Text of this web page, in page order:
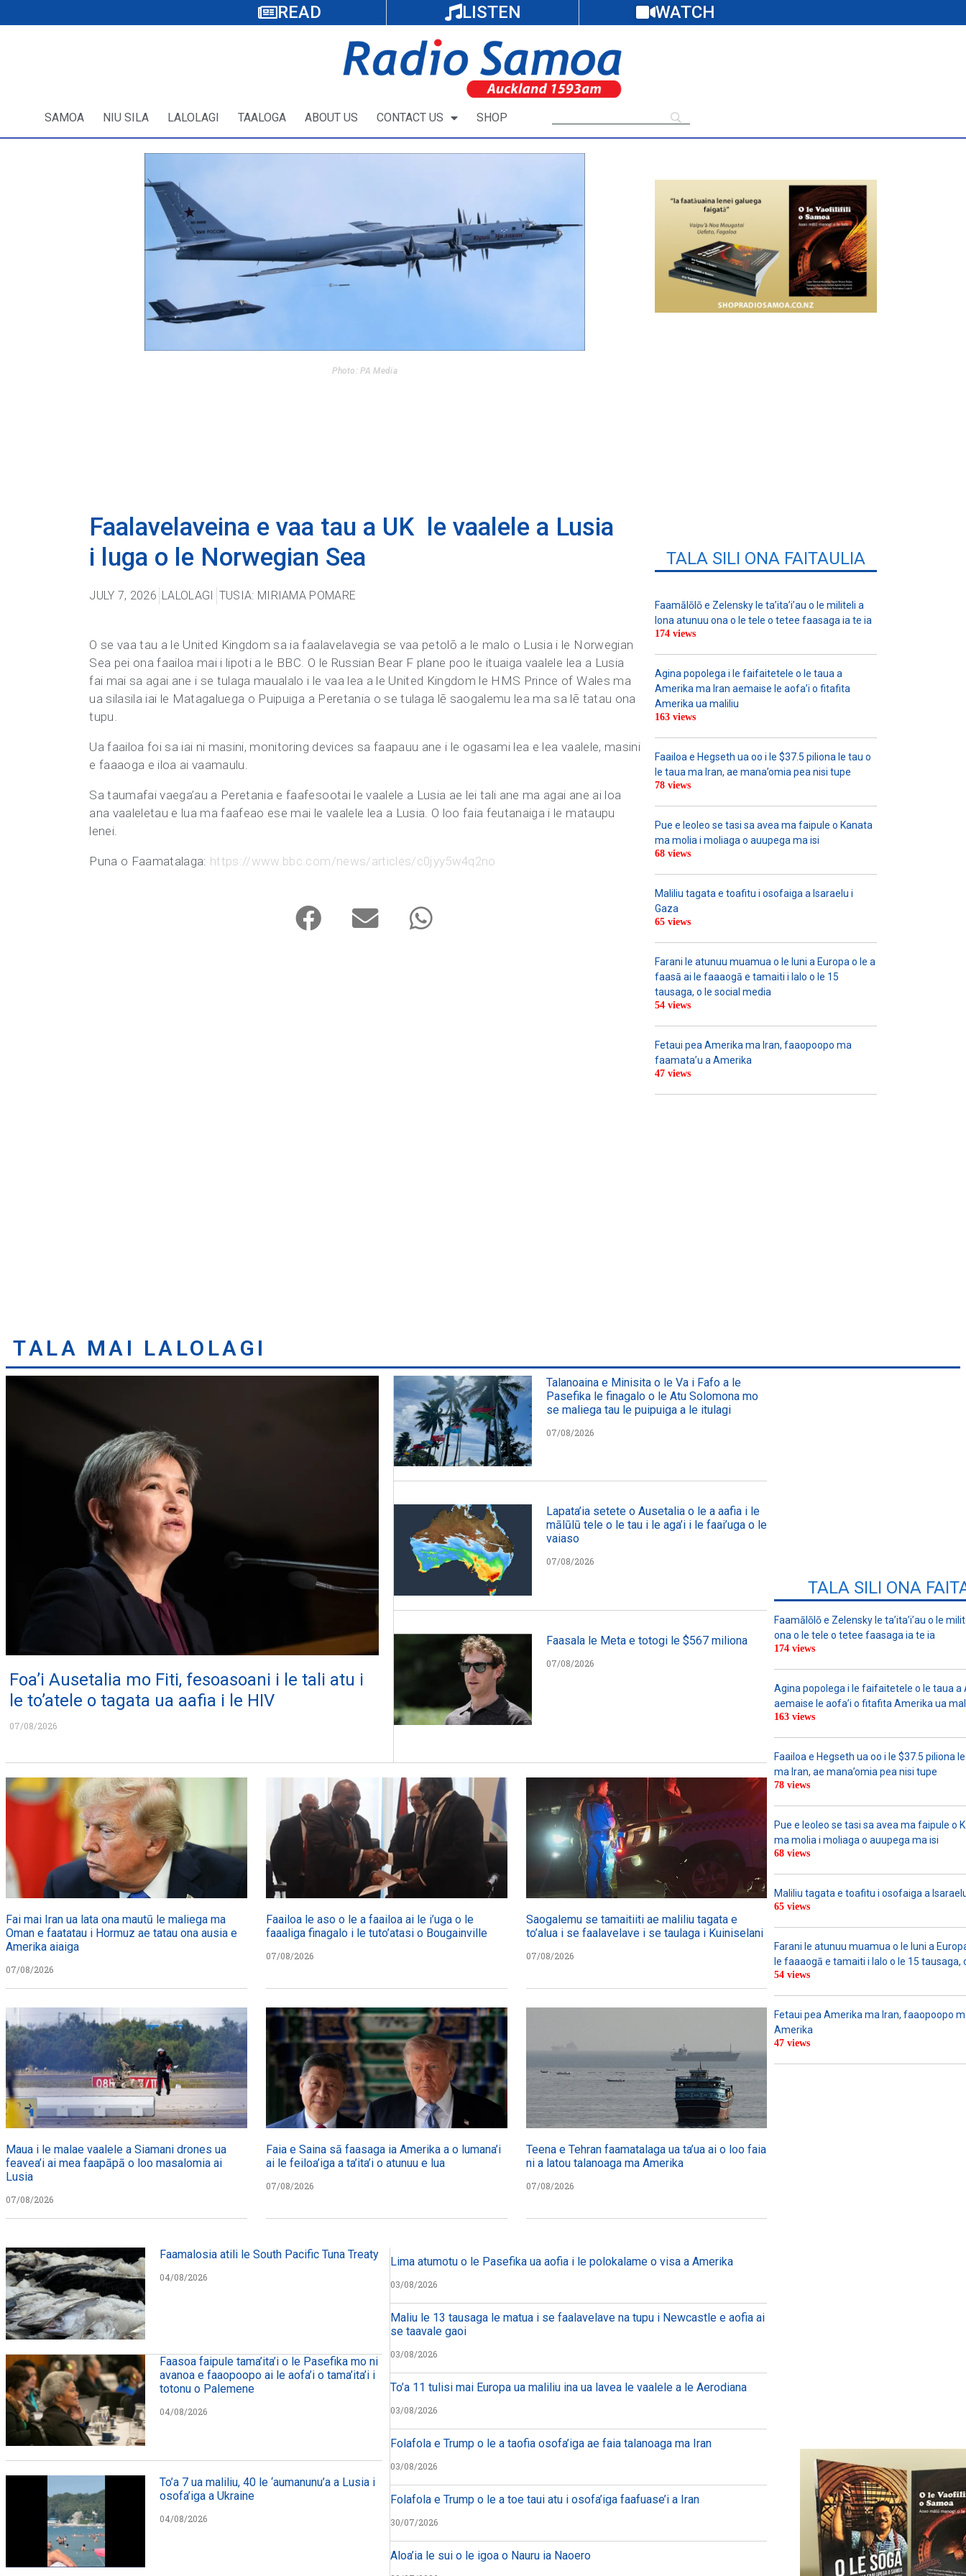
READ LISTEN WATCH
SAMOA NIU SILA LALOLAGI TAALOGA ABOUT US CONTACT US SHOP
Photo: PA Media
Faalavelaveina e vaa tau a UK le vaalele a Lusia
i luga o le Norwegian Sea
JULY 7, 2026 LALOLAGI TUSIA: MIRIAMA POMARE
O se vaa tau a le United Kingdom sa ia faalavelavegia se vaa petolō a le malo o Lusia i le Norwegian
Sea pei ona faailoa mai i lipoti a le BBC. O le Russian Bear F plane poo le ituaiga vaalele lea a Lusia
fai mai sa agai ane i se tulaga maualalo i le vaa lea a le United Kingdom le HMS Prince of Wales ma
ua silasila iai le Matagaluega o Puipuiga a Peretania o se tulaga lē saogalemu lea ma sa lē tatau ona
tupu.
Ua faailoa foi sa iai ni masini, monitoring devices sa faapauu ane i le ogasami lea e lea vaalele, masini
e faaaoga e iloa ai vaamaulu.
Sa taumafai vaega’au a Peretania e faafesootai le vaalele a Lusia ae lei tali ane ma agai ane ai loa
ana vaaleletau e lua ma faafeao ese mai le vaalele lea a Lusia. O loo faia feutanaiga i le mataupu
lenei.
Puna o Faamatalaga: https://www.bbc.com/news/articles/c0jyy5w4q2no
TALA SILI ONA FAITAULIA
Faamālōlō e Zelensky le ta’ita’i’au o le militeli a
lona atunuu ona o le tele o tetee faasaga ia te ia
174 views
Agina popolega i le faifaitetele o le taua a
Amerika ma Iran aemaise le aofa’i o fitafita
Amerika ua maliliu
163 views
Faailoa e Hegseth ua oo i le $37.5 piliona le tau o
le taua ma Iran, ae mana’omia pea nisi tupe
78 views
Pue e leoleo se tasi sa avea ma faipule o Kanata
ma molia i moliaga o auupega ma isi
68 views
Maliliu tagata e toafitu i osofaiga a Isaraelu i
Gaza
65 views
Farani le atunuu muamua o le Iuni a Europa o le a
faasā ai le faaaogā e tamaiti i lalo o le 15
tausaga, o le social media
54 views
Fetaui pea Amerika ma Iran, faaopoopo ma
faamata’u a Amerika
47 views
TALA MAI LALOLAGI
Foa’i Ausetalia mo Fiti, fesoasoani i le tali atu i
le to’atele o tagata ua aafia i le HIV
07/08/2026
Talanoaina e Minisita o le Va i Fafo a le
Pasefika le finagalo o le Atu Solomona mo
se maliega tau le puipuiga a le itulagi
07/08/2026
Lapata’ia setete o Ausetalia o le a aafia i le
mālūlū tele o le tau i le aga’i i le faai’uga o le
vaiaso
07/08/2026
Faasala le Meta e totogi le $567 miliona
07/08/2026
Fai mai Iran ua lata ona mautū le maliega ma
Oman e faatatau i Hormuz ae tatau ona ausia e
Amerika aiaiga
07/08/2026
Faailoa le aso o le a faailoa ai le i’uga o le
faaaliga finagalo i le tuto’atasi o Bougainville
07/08/2026
Saogalemu se tamaitiiti ae maliliu tagata e
to’alua i se faalavelave i se taulaga i Kuiniselani
07/08/2026
Maua i le malae vaalele a Siamani drones ua
feavea’i ai mea faapāpā o loo masalomia ai
Lusia
07/08/2026
Faia e Saina sā faasaga ia Amerika a o lumana’i
ai le feiloa’iga a ta’ita’i o atunuu e lua
07/08/2026
Teena e Tehran faamatalaga ua ta’ua ai o loo faia
ni a latou talanoaga ma Amerika
07/08/2026
TALA SILI ONA
Faamālōlō e Zelensky le ta’ita’i’au o le
ona o le tele o tetee faasaga ia te ia
174 views
Agina popolega i le faifaitetele o le taua a
aemaise le aofa’i o fitafita Amerika ua
163 views
Faailoa e Hegseth ua oo i le $37.5 piliona
ma Iran, ae mana’omia pea nisi tupe
78 views
Pue e leoleo se tasi sa avea ma faipule o
ma molia i moliaga o auupega ma isi
68 views
Maliliu tagata e toafitu i osofaiga a
65 views
Farani le atunuu muamua o le Iuni a
le faaaogā e tamaiti i lalo o le 15 tausaga,
54 views
Fetaui pea Amerika ma Iran, faaopoopo
Amerika
47 views
Faamalosia atili le South Pacific Tuna Treaty
04/08/2026
Faasoa faipule tama’ita’i o le Pasefika mo ni
avanoa e faaopoopo ai le aofa’i o tama’ita’i i
totonu o Palemene
04/08/2026
To’a 7 ua maliliu, 40 le ‘aumanunu’a a Lusia i
osofa’iga a Ukraine
04/08/2026
Lima atumotu o le Pasefika ua aofia i le polokalame o visa a Amerika
03/08/2026
Maliu le 13 tausaga le matua i se faalavelave na tupu i Newcastle e aofia ai
se taavale gaoi
03/08/2026
To’a 11 tulisi mai Europa ua maliliu ina ua lavea le vaalele a le Aerodiana
03/08/2026
Folafola e Trump o le a taofia osofa’iga ae faia talanoaga ma Iran
03/08/2026
Folafola e Trump o le a toe taui atu i osofa’iga faafuase’i a Iran
30/07/2026
Aloa’ia le sui o le igoa o Nauru ia Naoero